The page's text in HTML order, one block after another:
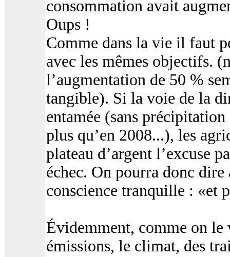
consommation avait
Oups !
Comme dans la vie il faut
avec les mêmes objectifs.
l’augmentation de 50 %
tangible). Si la voie de la
entamée (sans
plus qu’en 2008...), les
plateau d’argent l’excuse
échec. On pourra donc
conscience tranquille : «et
Évidemment, comme on le
émissions, le climat, des